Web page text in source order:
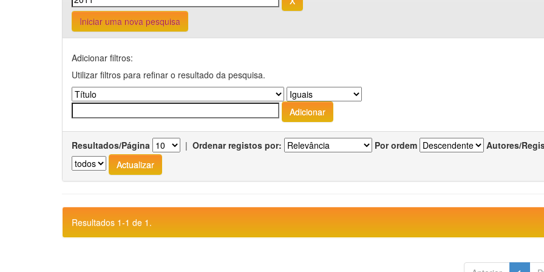
Iniciar uma nova pesquisa
Adicionar filtros:
Utilizar filtros para refinar o resultado da pesquisa.
Resultados/Página | Ordenar registos por: Por ordem Autores/
Resultados 1-1 de 1.